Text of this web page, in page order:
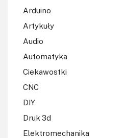
Arduino
Artykuły
Audio
Automatyka
Ciekawostki
CNC
DIY
Druk 3d
Elektromechanika